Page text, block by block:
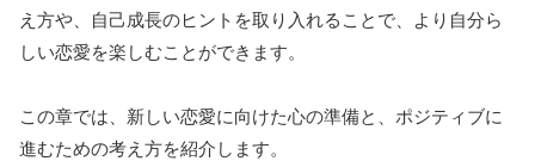
え方や、自己成長のヒントを取り入れることで、より自分ら
しい恋愛を楽しむことができます。
この章では、新しい恋愛に向けた心の準備と、ポジティブに
進むための考え方を紹介します。